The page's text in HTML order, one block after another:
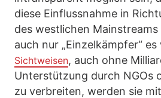
diese Einflussnahme in
des westlichen
auch nur „Einzelkämpfer“ es
Sichtweisen, auch ohne
Unterstützung durch NGOs
zu verbreiten, werden sie